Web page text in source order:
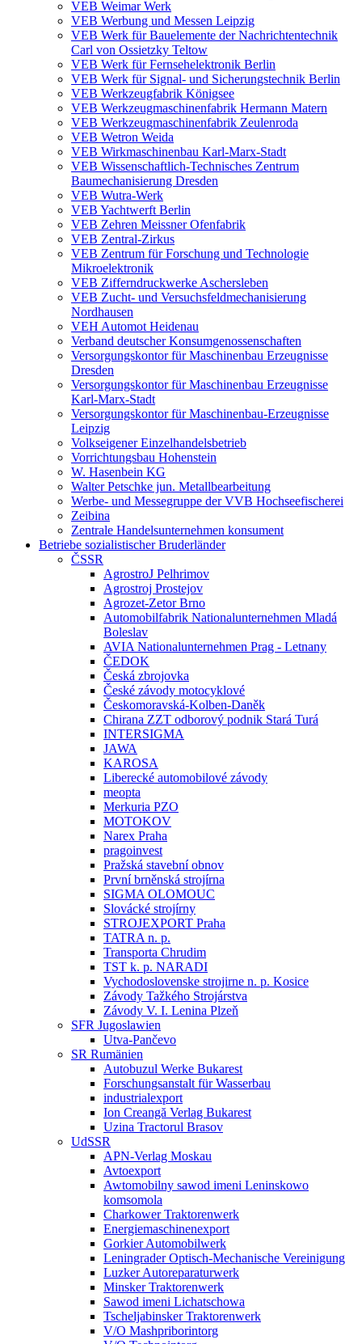
VEB Weimar Werk
VEB Werbung und Messen Leipzig
VEB Werk für Bauelemente der Nachrichtentechnik
Carl von Ossietzky Teltow
VEB Werk für Fernsehelektronik Berlin
VEB Werk für Signal- und Sicherungstechnik Berlin
VEB Werkzeugfabrik Königsee
VEB Werkzeugmaschinenfabrik Hermann Matern
VEB Werkzeugmaschinenfabrik Zeulenroda
VEB Wetron Weida
VEB Wirkmaschinenbau Karl-Marx-Stadt
VEB Wissenschaftlich-Technisches Zentrum
Baumechanisierung Dresden
VEB Wutra-Werk
VEB Yachtwerft Berlin
VEB Zehren Meissner Ofenfabrik
VEB Zentral-Zirkus
VEB Zentrum für Forschung und Technologie
Mikroelektronik
VEB Zifferndruckwerke Aschersleben
VEB Zucht- und Versuchsfeldmechanisierung
Nordhausen
VEH Automot Heidenau
Verband deutscher Konsumgenossenschaften
Versorgungskontor für Maschinenbau Erzeugnisse
Dresden
Versorgungskontor für Maschinenbau Erzeugnisse
Karl-Marx-Stadt
Versorgungskontor für Maschinenbau-Erzeugnisse
Leipzig
Volkseigener Einzelhandelsbetrieb
Vorrichtungsbau Hohenstein
W. Hasenbein KG
Walter Petschke jun. Metallbearbeitung
Werbe- und Messegruppe der VVB Hochseefischerei
Zeibina
Zentrale Handelsunternehmen konsument
Betriebe sozialistischer Bruderländer
ČSSR
AgrostroJ Pelhrimov
Agrostroj Prostejov
Agrozet-Zetor Brno
Automobilfabrik Nationalunternehmen Mladá
Boleslav
AVIA Nationalunternehmen Prag - Letnany
ČEDOK
Česká zbrojovka
České závody motocyklové
Českomoravská-Kolben-Daněk
Chirana ZZT odborový podnik Stará Turá
INTERSIGMA
JAWA
KAROSA
Liberecké automobilové závody
meopta
Merkuria PZO
MOTOKOV
Narex Praha
pragoinvest
Pražská stavební obnov
První brněnská strojírna
SIGMA OLOMOUC
Slovácké strojírny
STROJEXPORT Praha
TATRA n. p.
Transporta Chrudim
TST k. p. NARADI
Vychodoslovenske strojirne n. p. Kosice
Závody Tažkého Strojárstva
Závody V. I. Lenina Plzeň
SFR Jugoslawien
Utva-Pančevo
SR Rumänien
Autobuzul Werke Bukarest
Forschungsanstalt für Wasserbau
industrialexport
Ion Creangă Verlag Bukarest
Uzina Tractorul Brasov
UdSSR
APN-Verlag Moskau
Avtoexport
Awtomobilny sawod imeni Leninskowo
komsomola
Charkower Traktorenwerk
Energiemaschinenexport
Gorkier Automobilwerk
Leningrader Optisch-Mechanische Vereinigung
Luzker Autoreparaturwerk
Minsker Traktorenwerk
Sawod imeni Lichatschowa
Tscheljabinsker Traktorenwerk
V/O Mashpriborintorg